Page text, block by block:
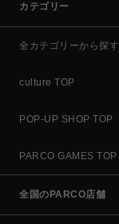
カテゴリー
全カテゴリーから探す
culture TOP
POP-UP SHOP TOP
PARCO GAMES TOP
全国のPARCO店舗